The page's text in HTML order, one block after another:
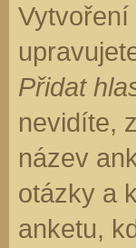
Přidat
nevidíte,
název
otázky a
anketu,